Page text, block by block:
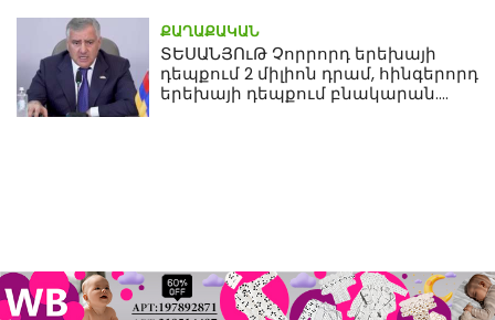
ՔԱՂԱՔԱԿԱՆ
ՏԵՍԱՆՅՈւԹ Չորրորդ երեխայի
դեպքում 2 միլիոն դրամ, հինգերորդ
երեխայի դեպքում բնակարան.